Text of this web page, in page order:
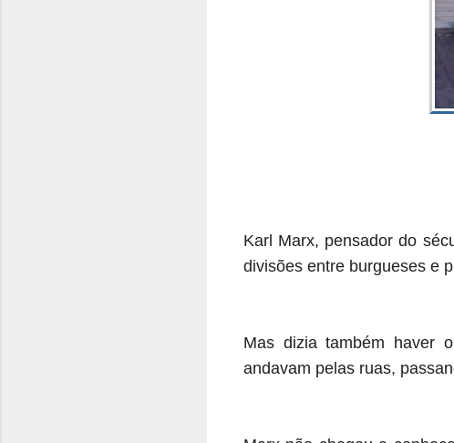
Karl Marx, pensador do
divisões entre burgueses e
Mas dizia também haver
andavam pelas ruas,